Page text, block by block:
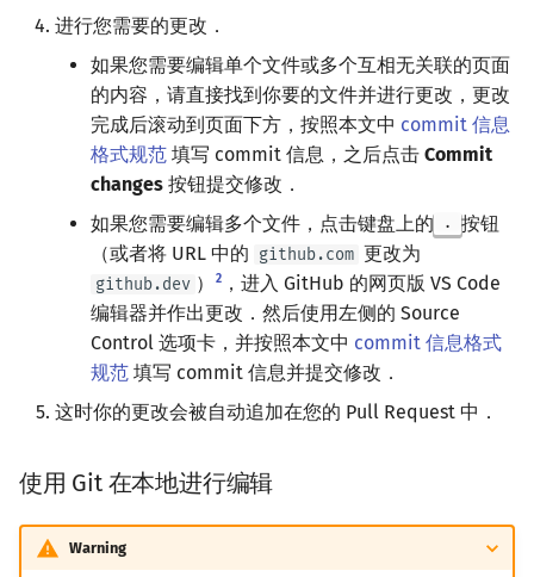
进行您需要的更改．
如果您需要编辑单个文件或多个互相无关联的页面
的内容，请直接找到你要的文件并进行更改，更改
完成后滚动到页面下方，按照本文中 commit 信息
格式规范 填写 commit 信息，之后点击 Commit
changes 按钮提交修改．
如果您需要编辑多个文件，点击键盘上的
.
按钮
（或者将 URL 中的 github.com 更改为
github.dev ） 2 ，进入 GitHub 的网页版 VS Code
编辑器并作出更改．然后使用左侧的 Source
Control 选项卡，并按照本文中 commit 信息格式
规范 填写 commit 信息并提交修改．
这时你的更改会被自动追加在您的 Pull Request 中．
使用 Git 在本地进行编辑
Warning